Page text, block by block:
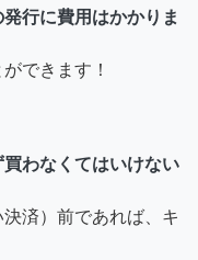
行に費用はかかりま
できます！
わなくてはいけない
済）前であれば、キ